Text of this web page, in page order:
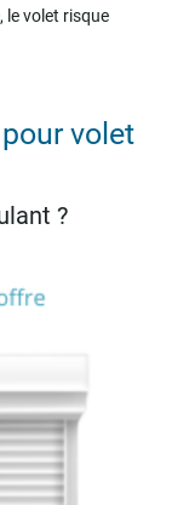
le volet risque
volet
?